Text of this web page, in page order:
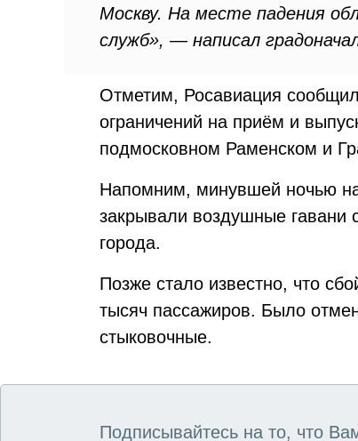
Москву. На месте падения
служб», — написал
Отметим, Росавиация
ограничений на приём и
подмосковном Раменском и
Напомним, минувшей ночью
закрывали воздушные гавани
города.
Позже стало известно, что
тысяч пассажиров. Было
стыковочные.
Подписывайтесь на то, что